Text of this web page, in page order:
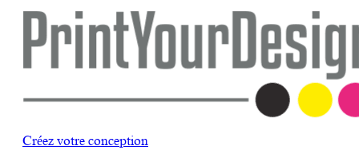
Créez votre conception